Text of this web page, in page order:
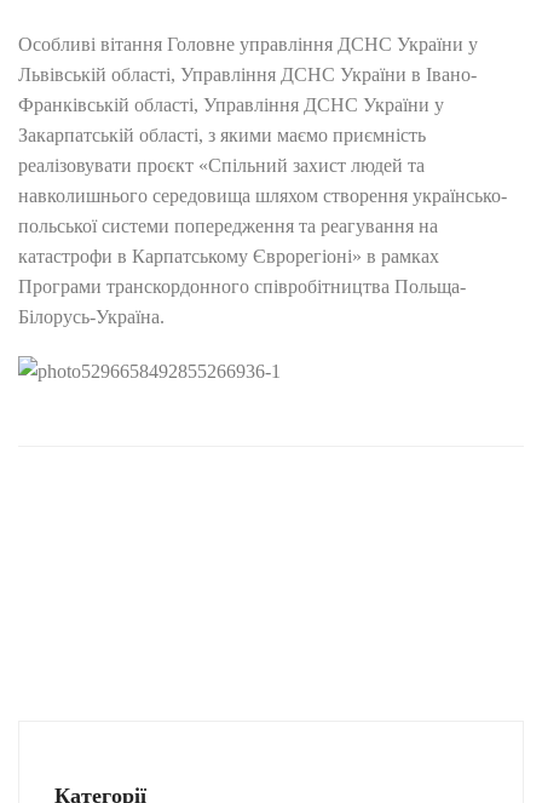
Особливі вітання Головне управління ДСНС України у
Львівській області, Управління ДСНС України в Івано-
Франківській області, Управління ДСНС України у
Закарпатській області, з якими маємо приємність
реалізовувати проєкт «Спільний захист людей та
навколишнього середовища шляхом створення українсько-
польської системи попередження та реагування на
катастрофи в Карпатському Єврорегіоні» в рамках
Програми транскордонного співробітництва Польща-
Білорусь-Україна.
Категорії